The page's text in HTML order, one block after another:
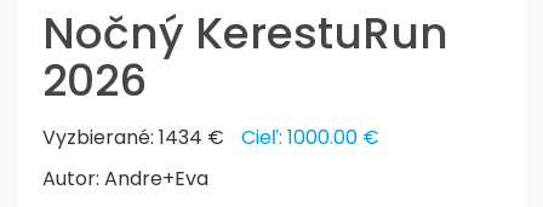
Nočný KerestuRun
2026
Vyzbierané: 1434 €
Cieľ: 1000.00 €
Autor: Andre+Eva